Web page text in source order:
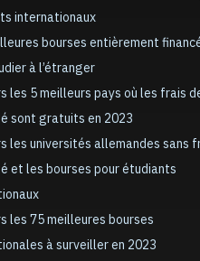
internationaux
bourses entièrement
à l’étranger
les 5 meilleurs pays où les frais
sont gratuits en 2023
les universités allemandes sans
et les bourses pour étudiants
les 75 meilleures bourses
à surveiller en 2023